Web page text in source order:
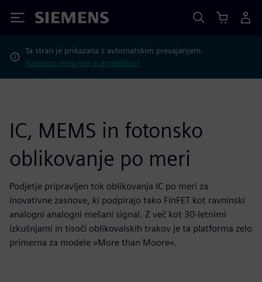
Siemens
Ta stran je prikazana z avtomatskim prevajanjem.
Namesto tega glej v angleščini?
IC, MEMS in fotonsko
oblikovanje po meri
Podjetje pripravljen tok oblikovanja IC po meri za
inovativne zasnove, ki podpirajo tako FinFET kot ravninski
analogni analogni mešani signal. Z več kot 30-letnimi
izkušnjami in tisoči oblikovalskih trakov je ta platforma zelo
primerna za modele »More than Moore«.